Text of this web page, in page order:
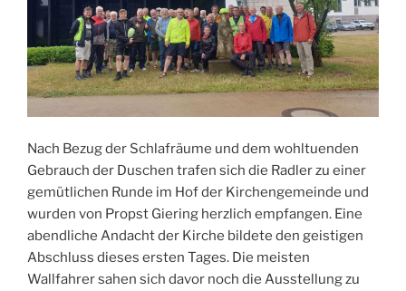
Nach Bezug der Schlafräume und dem wohltuenden
Gebrauch der Duschen trafen sich die Radler zu einer
gemütlichen Runde im Hof der Kirchengemeinde und
wurden von Propst Giering herzlich empfangen. Eine
abendliche Andacht der Kirche bildete den geistigen
Abschluss dieses ersten Tages. Die meisten
Wallfahrer sahen sich davor noch die Ausstellung zu